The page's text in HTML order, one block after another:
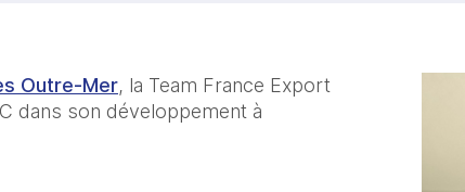
Outre-Mer, la Team France Export
dans son développement à